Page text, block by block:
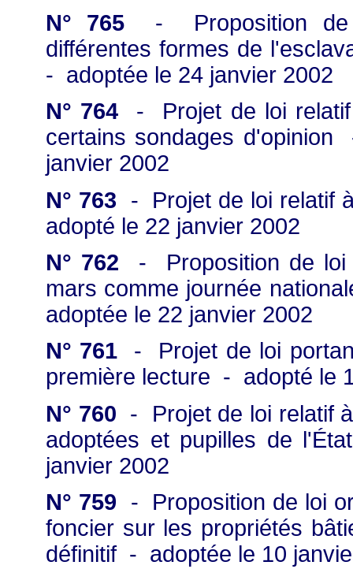
N° 765 - Proposition de
différentes formes de
- adoptée le 24 janvier 2002
N° 764 - Projet de loi relatif
certains sondages
janvier 2002
N° 763 - Projet de loi relatif
adopté le 22 janvier 2002
N° 762 - Proposition de loi
mars comme journée
adoptée le 22 janvier 2002
N° 761 - Projet de loi
première lecture - adopté le
N° 760 - Projet de loi relatif
adoptées et pupilles de
janvier 2002
N° 759 - Proposition de loi
foncier sur les propriétés
définitif - adoptée le 10